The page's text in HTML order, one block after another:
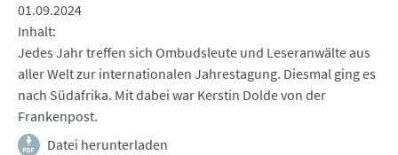
01.09.2024
Inhalt
Jedes Jahr treffen sich Ombudsleute und Leseranwälte aus
aller Welt zur internationalen Jahrestagung. Diesmal ging es
nach Südafrika. Mit dabei war Kerstin Dolde von der
Frankenpost.
Datei herunterladen